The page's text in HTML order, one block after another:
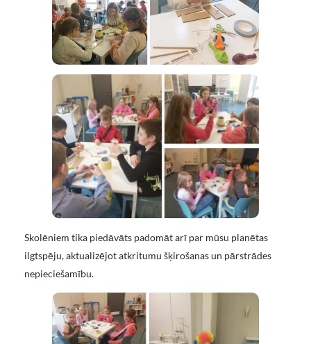
Skolēniem tika piedāvāts padomāt arī par mūsu planētas
ilgtspēju, aktualizējot atkritumu šķirošanas un pārstrādes
nepieciešamību.